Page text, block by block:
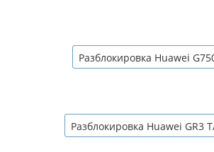
Разблокировка Huawei
Разблокировка Huawei GR3